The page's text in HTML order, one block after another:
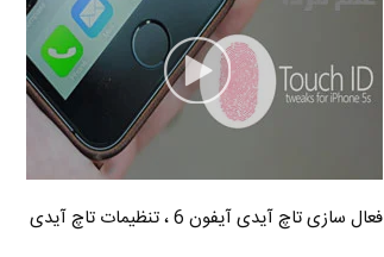
فعال سازی تاچ آیدی آیفون 6 ، تنظیمات تاچ آیدی